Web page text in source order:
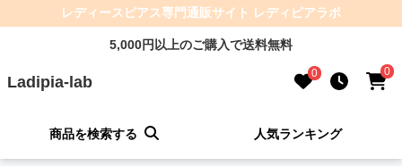
レディースピアス専門通販サイト レディピアラボ
5,000円以上のご購入で送料無料
Ladipia-lab 0 0
商品を検索する 人気ランキング